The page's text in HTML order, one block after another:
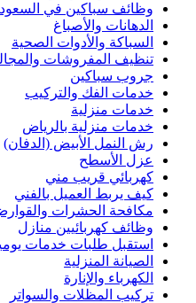
وظائف سباكين في
الدهانات والأصباغ
السباكة والأدوات الصحية
تنظيف المفروشات
جروب سباكين
خدمات الفك والتركيب
خدمات منزلية
خدمات منزلية بالرياض
رش النمل الأبيض (الدفان)
عزل الأسطح
كهربائي قريب مني
كيف يربط العميل بالفني
مكافحة الحشرات
وظائف كهربائيين منازل
استقبل طلبات خدمات
الصيانة المنزلية
الكهرباء والإنارة
تركيب المظلات والسواتر